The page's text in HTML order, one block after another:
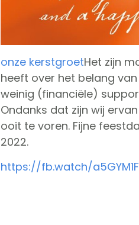
onze kerstgroetHet zijn
heeft over het belang
weinig (financiële)
Ondanks dat zijn wij
ooit te voren. Fijne
2022.
https://fb.watch/